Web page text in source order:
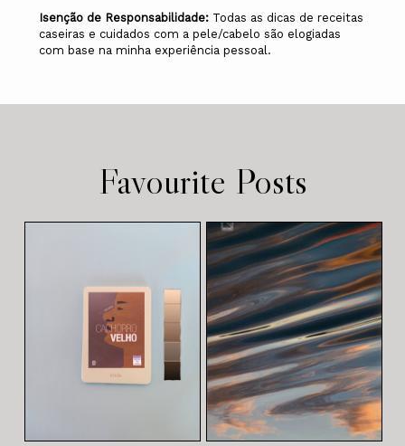
Isenção de Responsabilidade: Todas as dicas de receitas
caseiras e cuidados com a pele/cabelo são elogiadas
com base na minha experiência pessoal.
Favourite Posts